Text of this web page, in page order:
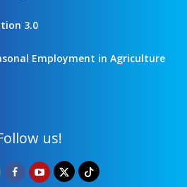
3.0
Employment in Agriculture
us!